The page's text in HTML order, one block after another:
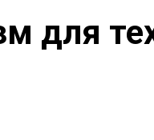
для